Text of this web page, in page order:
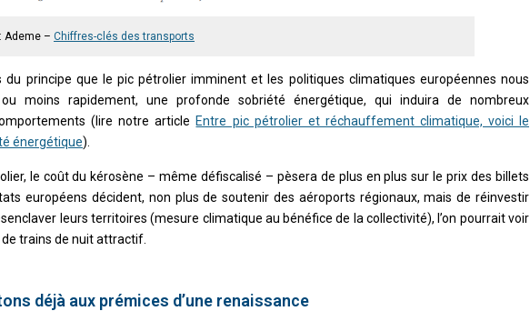
Ademe – Chiffres-clés des transports
du principe que le pic pétrolier imminent et les politiques climatiques européennes nous
moins rapidement, une profonde sobriété énergétique, qui induira de nombreux
(lire notre article Entre pic pétrolier et réchauffement climatique, voici le
énergétique).
le coût du kérosène – même défiscalisé – pèsera de plus en plus sur le prix des billets
européens décident, non plus de soutenir des aéroports régionaux, mais de réinvestir
leurs territoires (mesure climatique au bénéfice de la collectivité), l’on pourrait voir
trains de nuit attractif.
déjà aux prémices d’une renaissance